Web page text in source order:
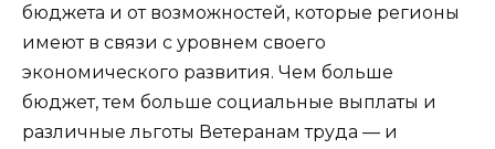
бюджета и от возможностей, которые регионы
имеют в связи с уровнем своего
экономического развития. Чем больше
бюджет, тем больше социальные выплаты и
различные льготы Ветеранам труда — и